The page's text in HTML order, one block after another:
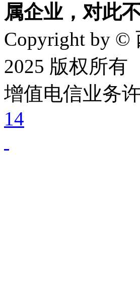
属企业，对此
Copyright by ©
2025 版权所有
增值电信业务
14